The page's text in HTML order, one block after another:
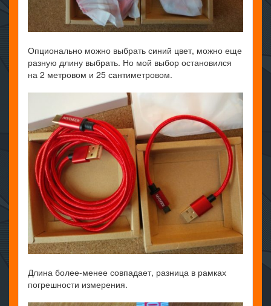
Опционально можно выбрать синий цвет, можно еще
разную длину выбрать. Но мой выбор остановился
на 2 метровом и 25 сантиметровом.
Длина более-менее совпадает, разница в рамках
погрешности измерения.